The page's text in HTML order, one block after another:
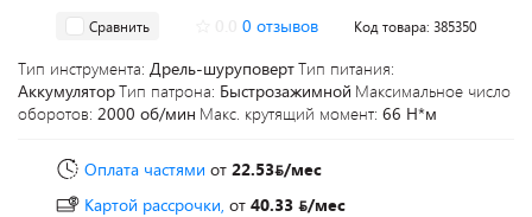
Сравнить 0 отзывов Код товара: 385350
Тип инструмента: Дрель-шуруповертТип питания:
АккумуляторТип патрона: Быстрозажимной Максимальное число
оборотов: 2000 об/мин Макс. крутящий момент: 66 Н*м
Оплата частями от 22.53 /мес
Картой рассрочки, от 40.33
/мес